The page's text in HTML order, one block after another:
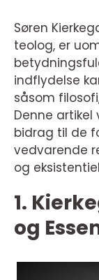
Søren
teolog, er
indflydelse
såsom
Denne artikel
bidrag til de
vedvarende
og
1.
og